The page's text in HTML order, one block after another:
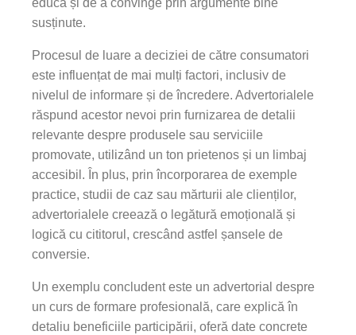
educa și de a convinge prin argumente bine
susținute.
Procesul de luare a deciziei de către consumatori
este influențat de mai mulți factori, inclusiv de
nivelul de informare și de încredere. Advertorialele
răspund acestor nevoi prin furnizarea de detalii
relevante despre produsele sau serviciile
promovate, utilizând un ton prietenos și un limbaj
accesibil. În plus, prin încorporarea de exemple
practice, studii de caz sau mărturii ale clienților,
advertorialele creează o legătură emoțională și
logică cu cititorul, crescând astfel șansele de
conversie.
Un exemplu concludent este un advertorial despre
un curs de formare profesională, care explică în
detaliu beneficiile participării, oferă date concrete